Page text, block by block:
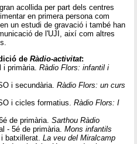
acollida per part dels centres
en primera persona com
un estudi de gravació i també han
de l'UJI, així com altres
deRàdio-activitat:
i primària.Ràdio Flors: infantil i
i secundària.Ràdio Flors: un curs
i cicles formatius.Ràdio Flors: I
de primària.Sarthou Ràdio
- 5é de primària.Mons infantils
i batxillerat.La veu del Miralcamp